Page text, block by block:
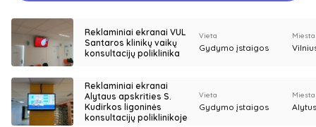
Reklaminiai ekranai VUL
Santaros klinikų vaikų
konsultacijų poliklinika
Vieta
Gydymo įstaigos
Reklaminiai ekranai
Alytaus apskrities S.
Kudirkos ligoninės
konsultacijų poliklinikoje
Vieta
Gydymo įstaigos